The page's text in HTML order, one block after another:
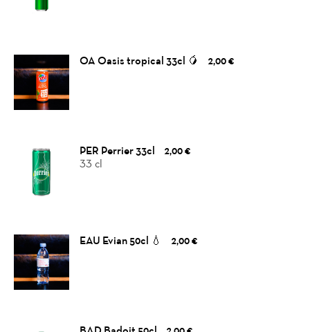
OA Oasis tropical 33cl 🥭 2,00 €
PER Perrier 33cl
2,00 €
33 cl
EAU Evian 50cl 💧 2,00 €